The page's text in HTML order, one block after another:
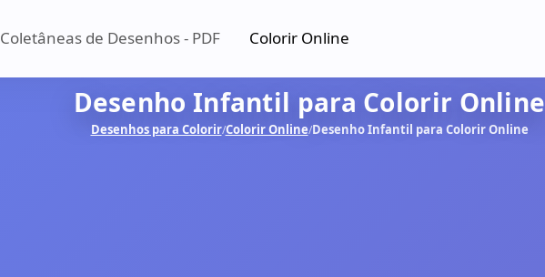
Coletâneas de Desenhos - PDF Colorir Online
Desenho Infantil para Colorir Online
Desenhos para Colorir/Colorir Online/Desenho Infantil para Colorir Online